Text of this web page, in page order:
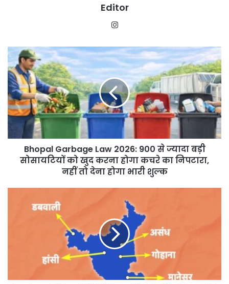
Editor
Bhopal
Garbage
Law
2026:
900
से
ज्यादा
सोसायटियों
Bhopal Garbage Law 2026: 900 से ज्यादा बड़ी
सोसायटियों को खुद करना होगा कचरे का निपटारा,
नहीं तो देना होगा भारी शुल्क
जिले?